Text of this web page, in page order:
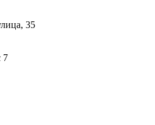
35
7